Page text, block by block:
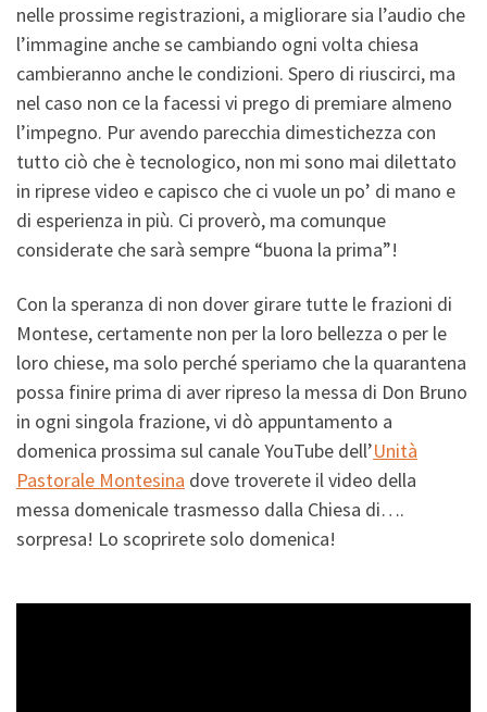
nelle prossime registrazioni, a migliorare sia l’audio che
l’immagine anche se cambiando ogni volta chiesa
cambieranno anche le condizioni. Spero di riuscirci, ma
nel caso non ce la facessi vi prego di premiare almeno
l’impegno. Pur avendo parecchia dimestichezza con
tutto ciò che è tecnologico, non mi sono mai dilettato
in riprese video e capisco che ci vuole un po’ di mano e
di esperienza in più. Ci proverò, ma comunque
considerate che sarà sempre “buona la prima”!
Con la speranza di non dover girare tutte le frazioni di
Montese, certamente non per la loro bellezza o per le
loro chiese, ma solo perché speriamo che la quarantena
possa finire prima di aver ripreso la messa di Don Bruno
in ogni singola frazione, vi dò appuntamento a
domenica prossima sul canale YouTube dell’Unità
Pastorale Montesina dove troverete il video della
messa domenicale trasmesso dalla Chiesa di….
sorpresa! Lo scoprirete solo domenica!